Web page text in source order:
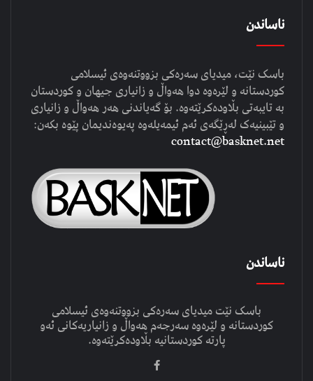
ناساندن
باسک نێت، میدیای سەرەکی بزووتنەوەی ئیسلامی
کوردستانە و لێرەوە دوا هەواڵ و زانیاری جیهان و کوردستان
بە تایبەتی بڵاودەکرێتەوە. بۆ گەیاندنی هەر هەواڵ و زانیاری
و تێبینیەک لەڕێگەی ئەم ئیمەیلەوە پەیوەندیمان پێوە بکەن:
contact@basknet.net
ناساندن
باسک نێت میدیای سەرەکی بزووتنەوەی ئیسلامی
کوردستانە و لێرەوە سەرجەم هەواڵ و زانیاریەکانی ئەو
پارتە کوردستانیە بڵاودەکرێتەوە.